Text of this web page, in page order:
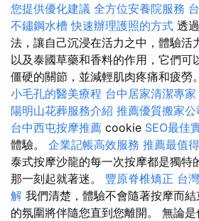
您提供優化建議 全方位安養院服務
不鏽鋼水槽 快速辦理護照的方式 透
法，讓自己沉浸在活力之中，體驗活
以及泰國草藥和香料的作用，它們可
僵硬的關節，並減輕肌肉疼痛和疲勞
小毛孔的醫美療程 台中居家清潔專家
陽明山花葬服務介紹 推薦優質搬家公
台中西屯按摩推薦 cookie SEO最佳
體驗。 企業記帳高效服務 推薦最值
泰式按摩沙龍的每一次按摩都是獨特
那一刻起就著迷。 豐原脊椎矯正 台
解 我們清楚，體驗不會隨著按摩而
的氛圍將伴隨您直到您離開。 無論